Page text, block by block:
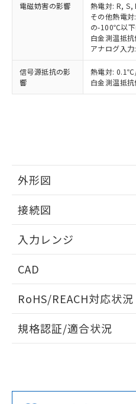
電磁妨害の影響
熱電対: R,
その他熱電
の-100℃以
白金測温抵
アナログ入
信号源抵抗の影
響
熱電対:
白金測温抵
外形図
接続図
入力レンジ
CAD
ドすることができます。
ログイン
ダウンロードデータをご利用
RoHS/REACH対応状況
EU RoHS 注意事項・凡例
規格認証/適合状況